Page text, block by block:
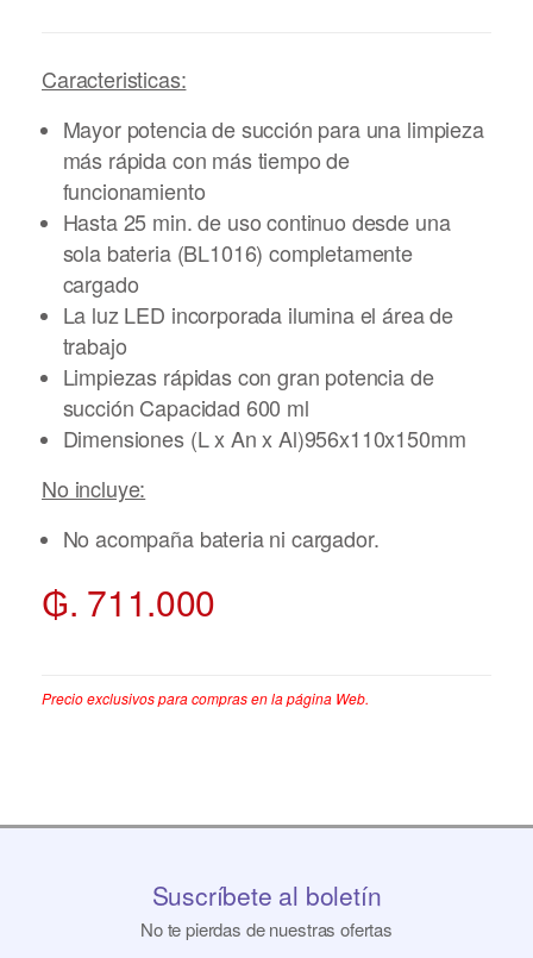
Caracteristicas:
Mayor potencia de succión para una limpieza
más rápida con más tiempo de
funcionamiento
Hasta 25 min. de uso continuo desde una
sola bateria (BL1016) completamente
cargado
La luz LED incorporada ilumina el área de
trabajo
Limpiezas rápidas con gran potencia de
succión Capacidad 600 ml
Dimensiones (L x An x Al)956x110x150mm
No incluye:
No acompaña bateria ni cargador.
₲. 711.000
Precio exclusivos para compras en la página Web.
Suscríbete al boletín
No te pierdas de nuestras ofertas